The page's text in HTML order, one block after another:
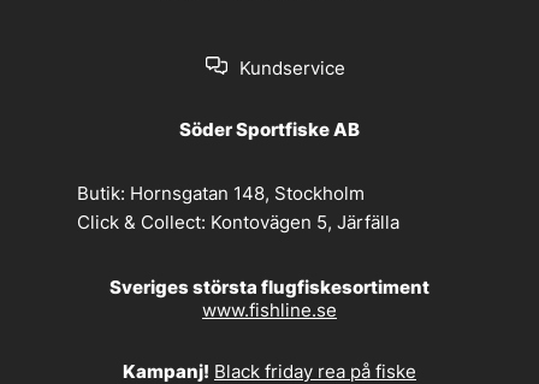
Kundservice
Söder Sportfiske AB
Butik: Hornsgatan 148, Stockholm
Click & Collect: Kontovägen 5, Järfälla
Sveriges största flugfiskesortiment
www.fishline.se
Kampanj! Black friday rea på fiske